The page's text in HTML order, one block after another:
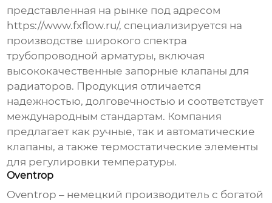
представленная на рынке под адресом
https://www.fxflow.ru/, специализируется на
производстве широкого спектра
трубопроводной арматуры, включая
высококачественныезапорные клапаны для
радиаторов. Продукция отличается
надежностью, долговечностью и соответствует
международным стандартам. Компания
предлагает как ручные, так и автоматические
клапаны, а также термостатические элементы
для регулировки температуры.
Oventrop
Oventrop – немецкий производитель с богатой